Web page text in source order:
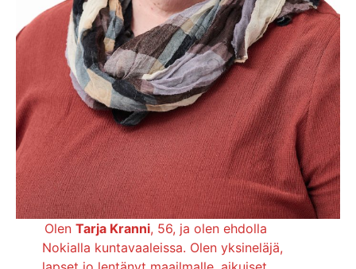
Olen Tarja Kranni, 56, ja olen ehdolla
Nokialla kuntavaaleissa. Olen yksineläjä,